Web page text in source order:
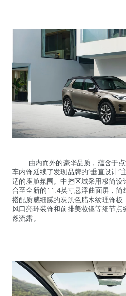
由内而外的豪华品质，蕴含于点
车内饰延续了发现品牌的“垂直设计”
适的座舱氛围。中控区域采用极简
合至全新的11.4英寸悬浮曲面屏，
搭配质感细腻的炭黑色腊木纹理饰板
风口亮环装饰和前排美妆镜等细节点
然流露。